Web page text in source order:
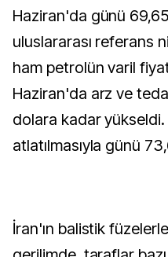
Haziran'da günü
uluslararası referans
ham petrolün varil
Haziran'da arz ve
dolara kadar
atlatılmasıyla günü
İran'ın balistik